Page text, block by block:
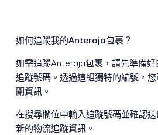
如何追蹤我的Anteraja包裹？
如需追蹤Anteraja包裹，請先準備
追蹤號碼。透過這組獨特的編號，
關資訊。
在搜尋欄位中輸入追蹤號碼並確認
新的物流追蹤資訊。